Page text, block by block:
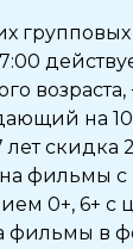
возраста,
на 10
скидка
фильмы с
0+, 6+ с
фильмы в